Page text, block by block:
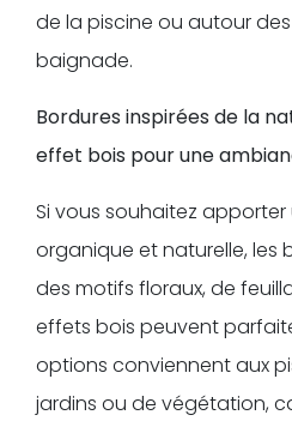
de la piscine ou autour
baignade.
Bordures inspirées de la
effet bois pour une
Si vous souhaitez
organique et naturelle, les
des motifs floraux, de
effets bois peuvent
options conviennent aux
jardins ou de végétation,